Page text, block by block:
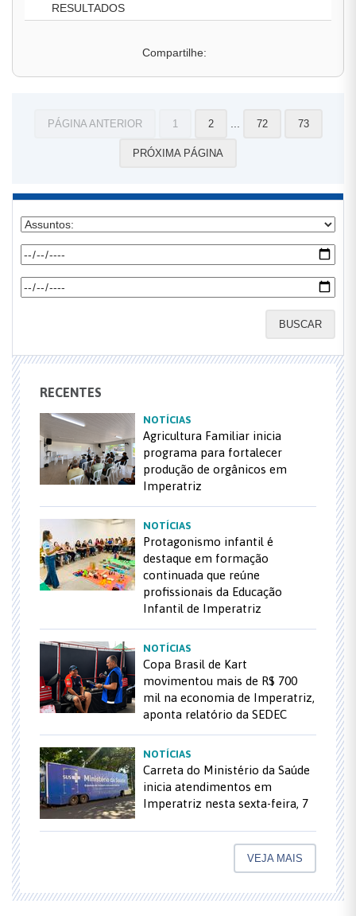
RESULTADOS
Compartilhe:
PÁGINA ANTERIOR 1 2 72 73
PRÓXIMA PÁGINA
BUSCAR
RECENTES
NOTÍCIAS
Agricultura Familiar inicia
programa para fortalecer
produção de orgânicos em
Imperatriz
NOTÍCIAS
Protagonismo infantil é
destaque em formação
continuada que reúne
profissionais da Educação
Infantil de Imperatriz
NOTÍCIAS
Copa Brasil de Kart
movimentou mais de R$ 700
mil na economia de Imperatriz,
aponta relatório da SEDEC
NOTÍCIAS
Carreta do Ministério da Saúde
inicia atendimentos em
Imperatriz nesta sexta-feira, 7
VEJA MAIS